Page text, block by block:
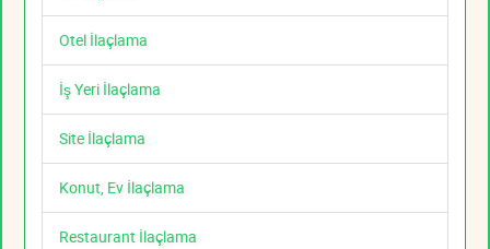
Otel İlaçlama
İş Yeri İlaçlama
Site İlaçlama
Konut, Ev İlaçlama
Restaurant İlaçlama